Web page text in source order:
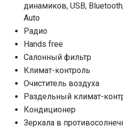
динамиков, USB,
Auto
Радио
Hands free
Салонный фильтр
Климат-контроль
Очиститель воздуха
Раздельный климат-
Кондиционер
Зеркала в